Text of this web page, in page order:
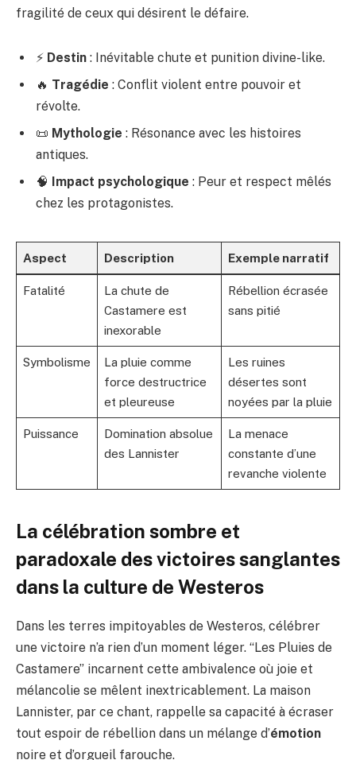
fragilité de ceux qui désirent le défaire.
⚡ Destin : Inévitable chute et punition divine-like.
🔥 Tragédie : Conflit violent entre pouvoir et
révolte.
📜 Mythologie : Résonance avec les histoires
antiques.
🧠 Impact psychologique : Peur et respect mêlés
chez les protagonistes.
Aspect Description Exemple narratif
Fatalité
La chute de
Castamere est
inexorable
Rébellion écrasée
sans pitié
Symbolisme
La pluie comme
force destructrice
et pleureuse
Les ruines
désertes sont
noyées par la pluie
Puissance
Domination absolue
des Lannister
La menace
constante d’une
revanche violente
La célébration sombre et
paradoxale des victoires sanglantes
dans la culture de Westeros
Dans les terres impitoyables de Westeros, célébrer
une victoire n’a rien d’un moment léger. “Les Pluies de
Castamere” incarnent cette ambivalence où joie et
mélancolie se mêlent inextricablement. La maison
Lannister, par ce chant, rappelle sa capacité à écraser
tout espoir de rébellion dans un mélange d’émotion
noire et d’orgueil farouche.